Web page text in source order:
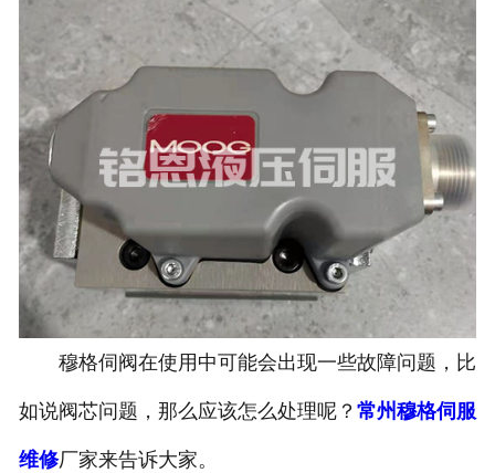
资质荣誉
售后服务
联系我们
穆格伺阀在使用中可能会出现一些故障问题，比
如说阀芯问题，那么应该怎么处理呢？ 常州穆格伺服
维修厂家来告诉大家。